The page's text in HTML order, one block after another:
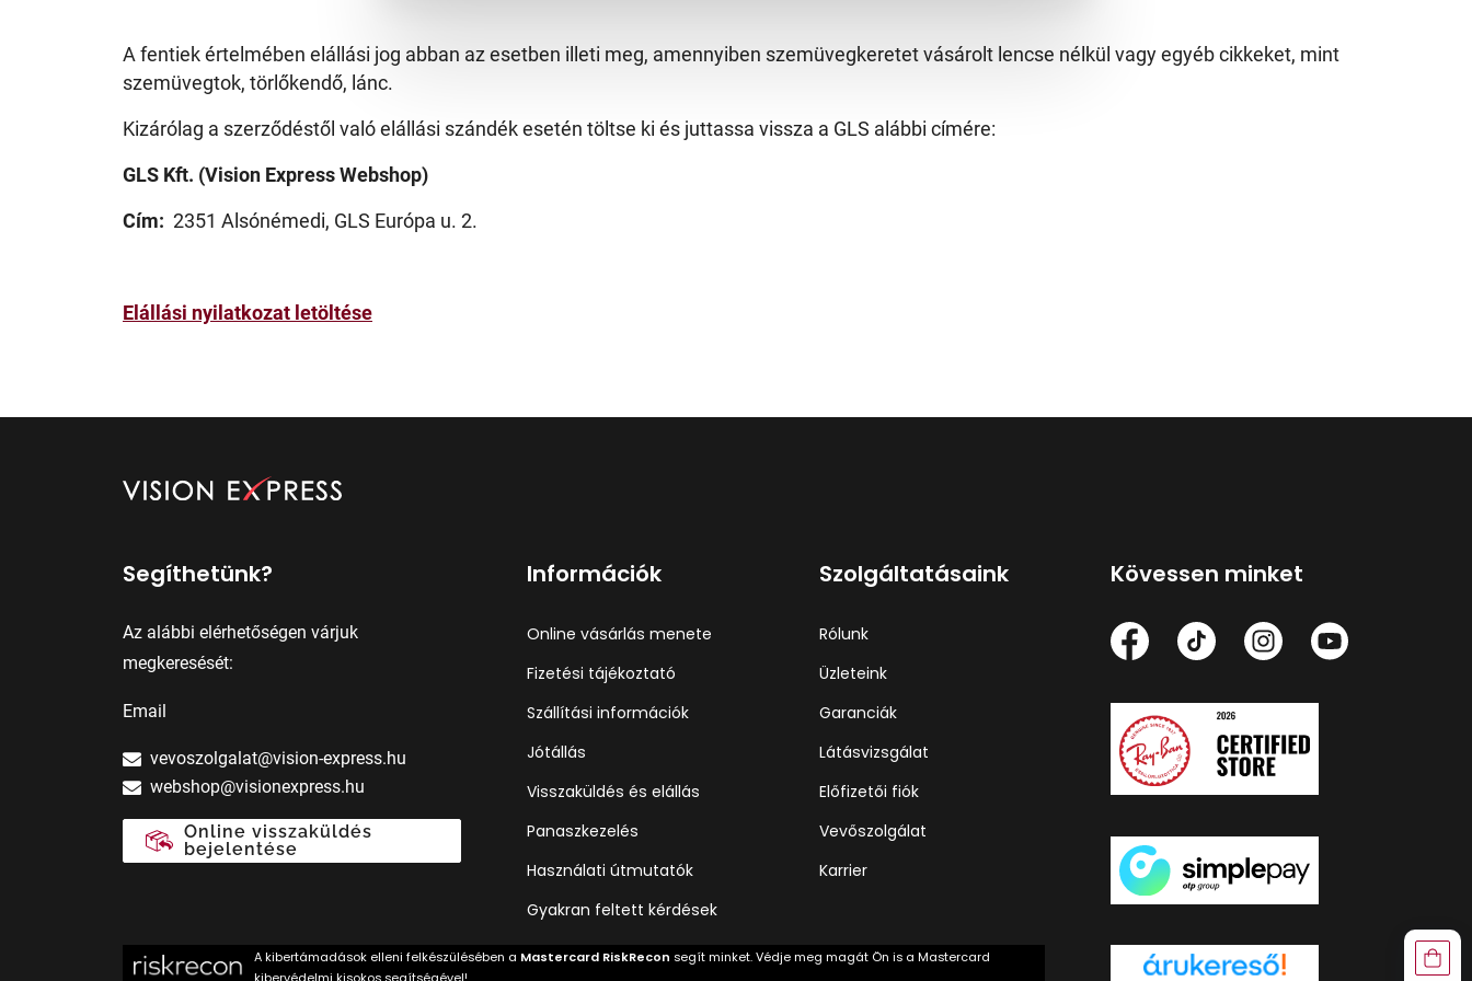
A fentiek értelmében elállási jog abban az esetben illeti meg, amennyiben szemüvegkeretet vásárolt lencse nélkül vagy egyéb cikkeket, mint
szemüvegtok, törlőkendő, lánc.
Kizárólag a szerződéstől való elállási szándék esetén töltse ki és juttassa vissza a GLS alábbi címére:
GLS Kft. (Vision Express Webshop)
Cím: 2351 Alsónémedi, GLS Európa u. 2.
Elállási nyilatkozat letöltése
Segíthetünk?
Az alábbi elérhetőségen várjuk
megkeresését:
Email
vevoszolgalat@vision-express.hu
webshop@visionexpress.hu
Online visszaküldés
bejelentése
Információk
Online vásárlás menete
Fizetési tájékoztató
Szállítási információk
Jótállás
Visszaküldés és elállás
Panaszkezelés
Használati útmutatók
Gyakran feltett kérdések
Szolgáltatásaink
Rólunk
Üzleteink
Garanciák
Látásvizsgálat
Előfizetői fiók
Vevőszolgálat
Karrier
Kövessen minket
A kibertámadások elleni felkészülésében a Mastercard RiskRecon segít minket. Védje meg magát Ön is a Mastercard
kibervédelmi kisokos segítségével!